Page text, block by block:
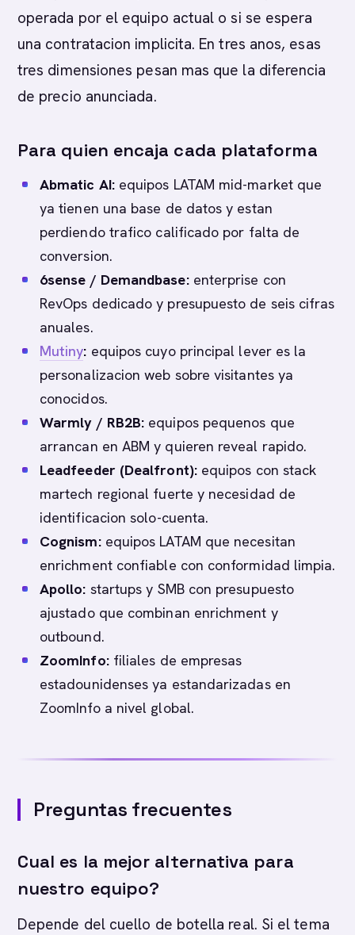
operada por el equipo actual o si se espera
una contratacion implicita. En tres anos, esas
tres dimensiones pesan mas que la diferencia
de precio anunciada.
Para quien encaja cada plataforma
Abmatic AI:equipos LATAM mid-market que
ya tienen una base de datos y estan
perdiendo trafico calificado por falta de
conversion.
6sense / Demandbase:enterprise con
RevOps dedicado y presupuesto de seis cifras
anuales.
Mutiny: equipos cuyo principal lever es la
personalizacion web sobre visitantes ya
conocidos.
Warmly / RB2B: equipos pequenos que
arrancan en ABM y quieren reveal rapido.
Leadfeeder (Dealfront):equipos con stack
martech regional fuerte y necesidad de
identificacion solo-cuenta.
Cognism:equipos LATAM que necesitan
enrichment confiable con conformidad limpia.
Apollo: startups y SMB con presupuesto
ajustado que combinan enrichment y
outbound.
ZoomInfo:filiales de empresas
estadounidenses ya estandarizadas en
ZoomInfo a nivel global.
Preguntas frecuentes
Cual es la mejor alternativa para
nuestro equipo?
Depende del cuello de botella real. Si el tema